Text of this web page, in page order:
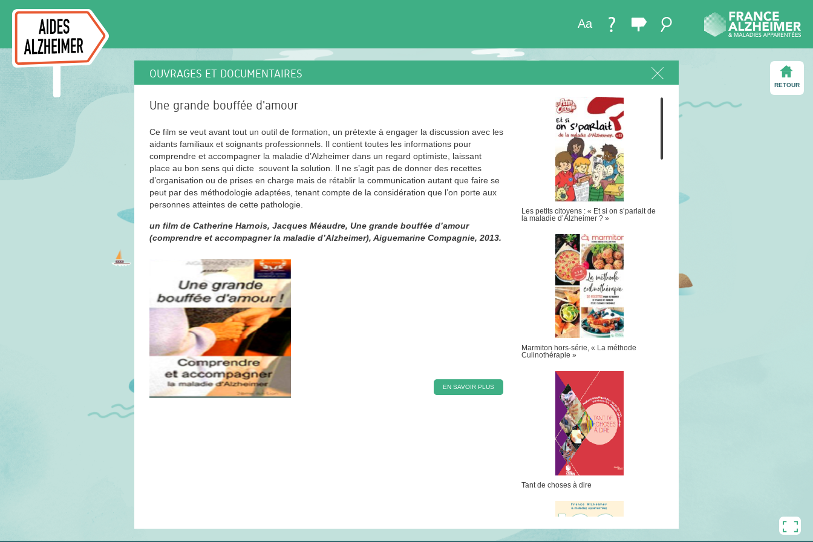
Aa
RETOUR
OUVRAGES ET DOCUMENTAIRES
Une grande bouffée d'amour
Ce film se veut avant tout un outil de formation, un prétexte à engager la discussion avec les
aidants familiaux et soignants professionnels. Il contient toutes les informations pour
comprendre et accompagner la maladie d’Alzheimer dans un regard optimiste, laissant
place au bon sens qui dicte souvent la solution. Il ne s’agit pas de donner des recettes
d’organisation ou de prises en charge mais de rétablir la communication autant que faire se
peut par des méthodologie adaptées, tenant compte de la considération que l’on porte aux
personnes atteintes de cette pathologie.
un film de Catherine Harnois, Jacques Méaudre, Une grande bouffée d’amour
(comprendre et accompagner la maladie d’Alzheimer), Aiguemarine Compagnie, 2013.
EN SAVOIR PLUS
Les petits citoyens : « Et si on s’parlait de
la maladie d’Alzheimer ? »
Marmiton hors-série, « La méthode
Culinothérapie »
Tant de choses à dire